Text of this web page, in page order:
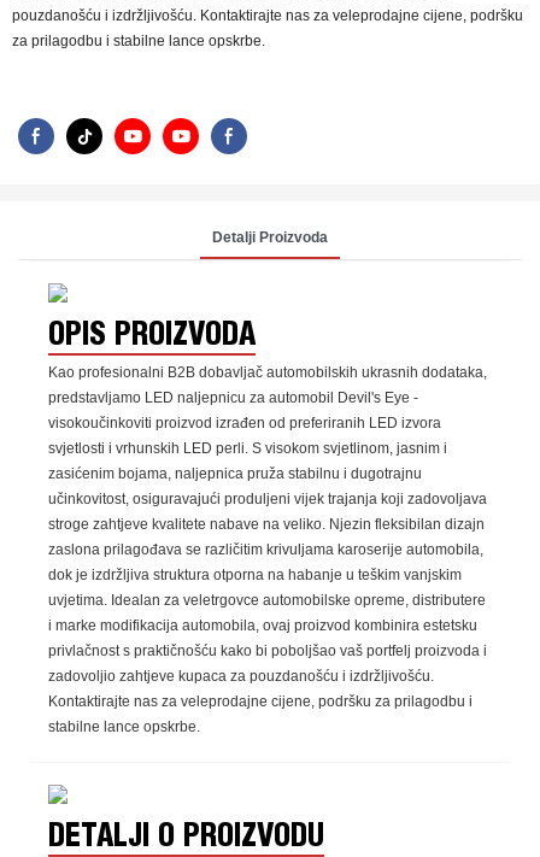
pouzdanošću i izdržljivošću. Kontaktirajte nas za veleprodajne cijene, podršku
za prilagodbu i stabilne lance opskrbe.
Detalji Proizvoda
OPIS PROIZVODA
Kao profesionalni B2B dobavljač automobilskih ukrasnih dodataka,
predstavljamo LED naljepnicu za automobil Devil's Eye -
visokoučinkoviti proizvod izrađen od preferiranih LED izvora
svjetlosti i vrhunskih LED perli. S visokom svjetlinom, jasnim i
zasićenim bojama, naljepnica pruža stabilnu i dugotrajnu
učinkovitost, osiguravajući produljeni vijek trajanja koji zadovoljava
stroge zahtjeve kvalitete nabave na veliko. Njezin fleksibilan dizajn
zaslona prilagođava se različitim krivuljama karoserije automobila,
dok je izdržljiva struktura otporna na habanje u teškim vanjskim
uvjetima. Idealan za veletrgovce automobilske opreme, distributere
i marke modifikacija automobila, ovaj proizvod kombinira estetsku
privlačnost s praktičnošću kako bi poboljšao vaš portfelj proizvoda i
zadovoljio zahtjeve kupaca za pouzdanošću i izdržljivošću.
Kontaktirajte nas za veleprodajne cijene, podršku za prilagodbu i
stabilne lance opskrbe.
DETALJI O PROIZVODU